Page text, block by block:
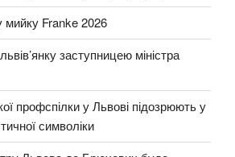
мийку Franke 2026
заступницею міністра
профспілки у Львові підозрюють у
символіки